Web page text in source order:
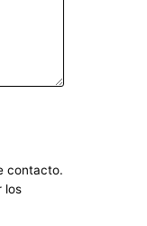
contacto.
los